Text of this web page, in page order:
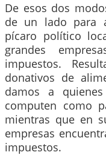
De esos dos
de un lado para
pícaro político
grandes
impuestos.
donativos de
damos a
computen como
mientras que en
empresas
impuestos.